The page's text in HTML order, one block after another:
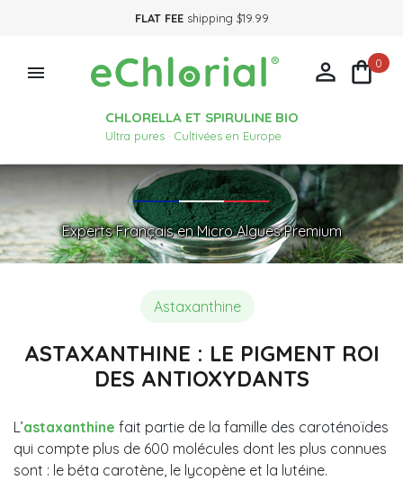
FLAT FEEshipping $19.99

CHLORELLA ET SPIRULINE BIO
Ultra pures · Cultivées en Europe
 0
Experts Français en Micro Algues Premium
Astaxanthine
ASTAXANTHINE : LE PIGMENT ROI
DES ANTIOXYDANTS
L’astaxanthine fait partie de la famille des caroténoïdes
qui compte plus de 600 molécules dont les plus connues
sont : le béta carotène, le lycopène et la lutéine.